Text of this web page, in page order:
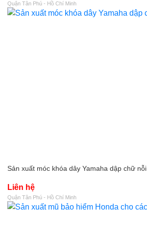
Quận Tân Phú - Hồ Chí Minh
Sản xuất móc khóa dây Yamaha dập chữ nỗi
Liên hệ
Quận Tân Phú - Hồ Chí Minh